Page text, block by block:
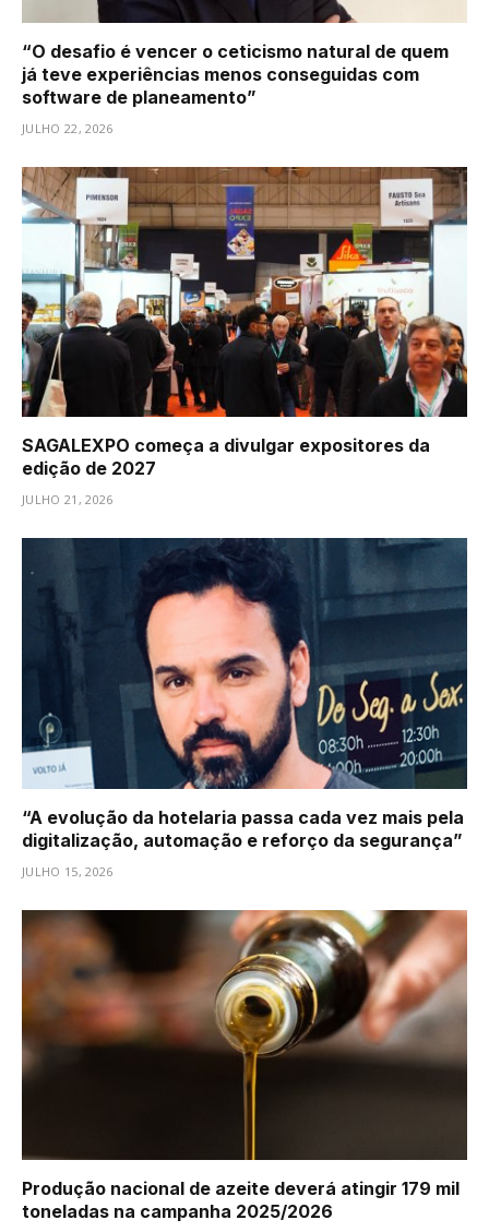
“O desafio é vencer o ceticismo natural de quem
já teve experiências menos conseguidas com
software de planeamento”
JULHO 22, 2026
SAGALEXPO começa a divulgar expositores da
edição de 2027
JULHO 21, 2026
“A evolução da hotelaria passa cada vez mais pela
digitalização, automação e reforço da segurança”
JULHO 15, 2026
Produção nacional de azeite deverá atingir 179 mil
toneladas na campanha 2025/2026